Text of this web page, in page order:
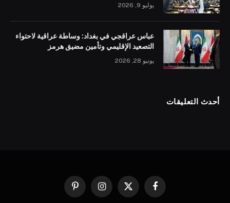
يوليو 9, 2026
عباس عراقجي في بغداد: وساطة عراقية لاحتواء
التصعيد الإقليمي وتأمين مضيق هرمز
يونيو 28, 2026
أحدث التعليقات
فيسبوك
X
الانستغرامبينتيريست